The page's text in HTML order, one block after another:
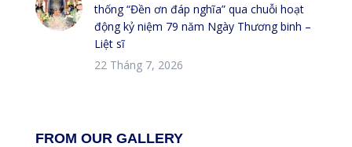
thống “Đền ơn đáp nghĩa” qua chuỗi hoạt
động kỷ niệm 79 năm Ngày Thương binh –
Liệt sĩ
22 Tháng 7, 2026
FROM OUR GALLERY